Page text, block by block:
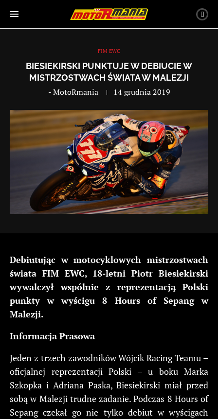
FIM EWC
BIESIEKIRSKI PUNKTUJE W DEBIUCIE W
MISTRZOSTWACH ŚWIATA W MALEZJI
-MotoRmania 14 grudnia 2019
Debiutując w motocyklowych mistrzostwach
świata FIM EWC, 18-letni Piotr Biesiekirski
wywalczył wspólnie z reprezentacją Polski
punkty w wyścigu 8 Hours of Sepang w
Malezji.
Informacja Prasowa
Jeden z trzech zawodników Wójcik Racing Teamu –
oficjalnej reprezentacji Polski – u boku Marka
Szkopka i Adriana Paska, Biesiekirski miał przed
sobą w Malezji trudne zadanie. Podczas 8 Hours of
Sepang czekał go nie tylko debiut w wyścigach